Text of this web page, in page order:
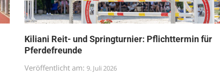
Kiliani Reit- und Springturnier: Pflichttermin für
Pferdefreunde
Veröffentlicht am: 9. Juli 2026